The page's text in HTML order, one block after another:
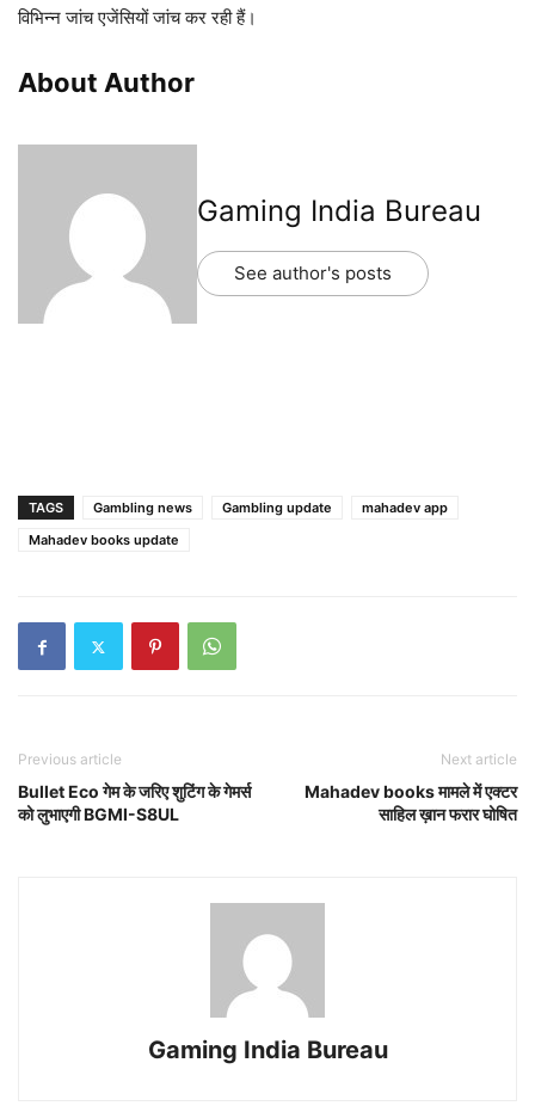
विभिन्न जांच एजेंसियों जांच कर रही हैं।
About Author
Gaming India Bureau
See author's posts
TAGS Gambling news Gambling update
mahadev app
Mahadev books update
Previous article
Bullet Eco गेम के जरिए शुटिंग के गेमर्स
को लुभाएगी BGMI-S8UL
Next article
Mahadev books मामले में एक्टर
साहिल ख़ान फरार घोषित
Gaming India Bureau